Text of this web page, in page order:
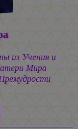
из Учения и
Мира